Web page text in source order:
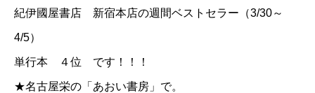
紀伊國屋書店 新宿本店の週間ベストセラー（3/30～
4/5）
単行本 ４位 です！！！
★名古屋栄の「あおい書房」で。